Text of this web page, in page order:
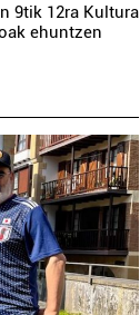
9tik 12ra Kultura
ehuntzen